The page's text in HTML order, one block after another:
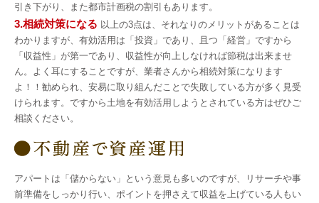
引き下がり、また都市計画税の割引もあります。
3.相続対策になる 以上の3点は、それなりのメリットがあることは
わかりますが、有効活用は「投資」であり、且つ「経営」ですから
「収益性」が第一であり、収益性が向上しなければ節税は出来ませ
ん。よく耳にすることですが、業者さんから相続対策になります
よ！！勧められ、安易に取り組んだことで失敗している方が多く見受
けられます。ですから土地を有効活用しようとされている方はぜひご
相談ください。
アパートは「儲からない」という意見も多いのですが、リサーチや事
前準備をしっかり行い、ポイントを押さえて収益を上げている人もい